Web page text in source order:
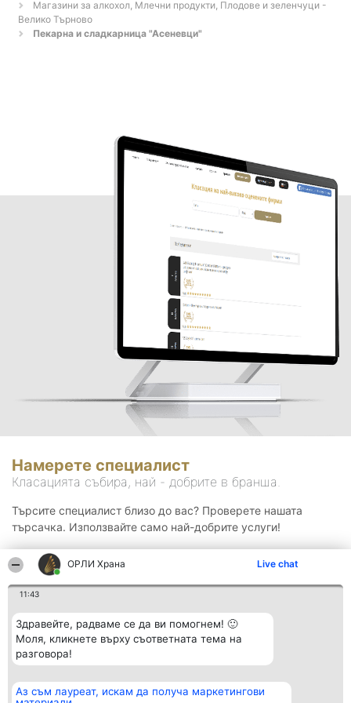
ОРЛИ Храна Live chat
11:43
Здравейте, радваме се да ви помогнем! 🙂
Моля, кликнете върху съответната тема на
разговора!
Аз съм лауреат, искам да получа маркетингови
Магазини за алкохол, Млечни продукти, Плодове и зеленчуци -
Велико Търново
Пекарна и сладкарница "Асеневци"
Намерете специалист
Класацията събира, най - добрите в бранша.
Търсите специалист близо до вас? Проверете нашата
търсачка. Използвайте само най-добрите услуги!
Организатор на
Класация Контакти